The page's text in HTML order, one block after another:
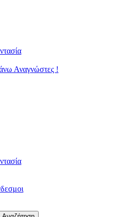
άνω Αναγνώστες !